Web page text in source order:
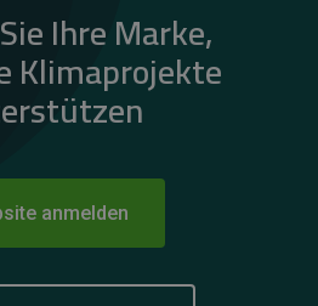
Ihre Marke,
Klimaprojekte
anmelden